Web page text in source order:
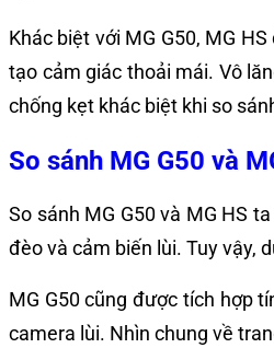
Khác biệt với MG G50, MG
tạo cảm giác thoải mái. Vô
chống kẹt khác biệt khi so
So sánh MG G50 và
So sánh MG G50 và MG HS
đèo và cảm biến lùi. Tuy vậy,
MG G50 cũng được tích hợp
camera lùi. Nhìn chung về